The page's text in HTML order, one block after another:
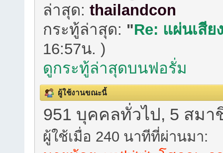
ล่าสุด:thailandcon
กระทู้ล่าสุด: "Re: แผ่นเสีย
16:57น. )
ดูกระทู้ล่าสุดบนฟอรั่ม
ผู้ใช้งานขณะนี้
951 บุคคลทั่วไป, 5 สมา
ผู้ใช้เมื่อ 240 นาทีที่ผ่านมา: